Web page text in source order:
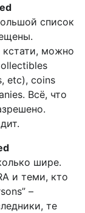
список
кстати, можно
etc), coins
Всё, что
шире.
и теми, кто
–
те